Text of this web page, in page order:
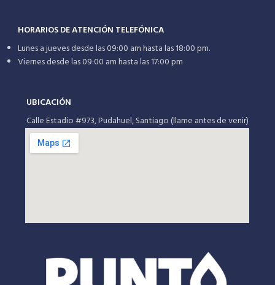
HORARIOS DE ATENCIÓN TELEFÓNICA
Lunes a jueves desde las 09:00 am hasta las 18:00 pm.
Viernes desde las 09:00 am hasta las 17:00 pm
UBICACIÓN
Calle Estadio #973, Pudahuel, Santiago (llame antes de venir)